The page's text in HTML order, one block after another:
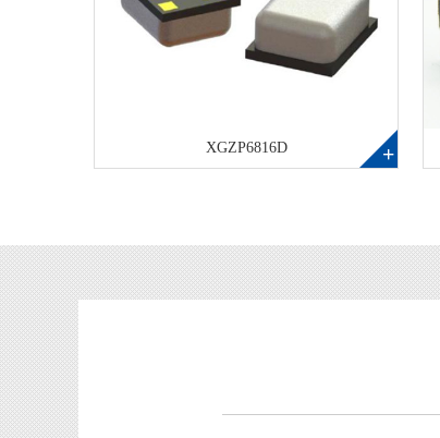
XGZP6816D +